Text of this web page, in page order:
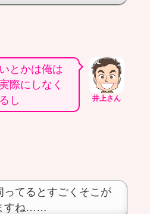
井上さん
とかは俺は
際にしなく
し
ってるとすごくそこが
すね……